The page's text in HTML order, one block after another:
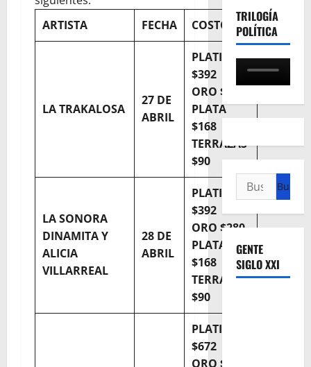
ARTISTA
FECHA COSTO
LA TRAKALOSA
27 DE
ABRIL
PLATINO
$392
ORO $280
PLATA
$168
TERRAZAS
$90
LA SONORA
DINAMITA Y
ALICIA
VILLARREAL
28 DE
ABRIL
PLATINO
$392
ORO $280
PLATA
$168
TERRAZAS
$90
PLATINO
$672
ORO $504
TRILOGÍA
POLÍTICA
Buscar:
GENTE
SIGLO XXI